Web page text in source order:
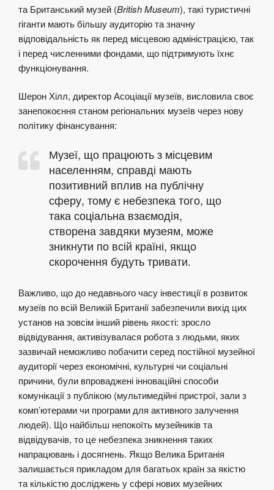
та Британський музей (British Museum), такі туристичні
гіганти мають більшу аудиторію та значну
відповідальність як перед місцевою адміністрацією, так
і перед численними фондами, що підтримують їхнє
функціонування.
Шерон Хілл, директор Асоціації музеїв, висловила своє
занепокоєння станом регіональних музеїв через нову
політику фінансування:
Музеї, що працюють з місцевим
населенням, справді мають
позитивний вплив на публічну
сферу, тому є небезпека того, що
така соціальна взаємодія,
створена завдяки музеям, може
зникнути по всій країні, якщо
скорочення будуть тривати.
Важливо, що до недавнього часу інвестиції в розвиток
музеїв по всій Великій Британії забезпечили вихід цих
установ на зовсім інший рівень якості: зросло
відвідування, активізувалася робота з людьми, яких
зазвичай неможливо побачити серед постійної музейної
аудиторії через економічні, культурні чи соціальні
причини, були впроваджені інноваційні способи
комунікації з публікою (мультимедійні пристрої, зали з
комп’ютерами чи програми для активного залучення
людей). Що найбільш непокоїть музейників та
відвідувачів, то це небезпека зникнення таких
напрацювань і досягнень. Якщо Велика Британія
залишається прикладом для багатьох країн за якістю
та кількістю досліджень у сфері нових музейних